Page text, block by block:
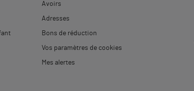
Avoirs
Adresses
Bons de réduction
Vos paramètres de cookies
Mes alertes